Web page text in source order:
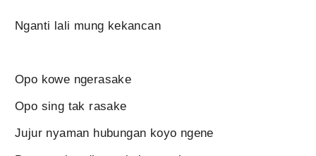
Nganti lali mung kekancan
Opo kowe ngerasake
Opo sing tak rasake
Jujur nyaman hubungan koyo ngene